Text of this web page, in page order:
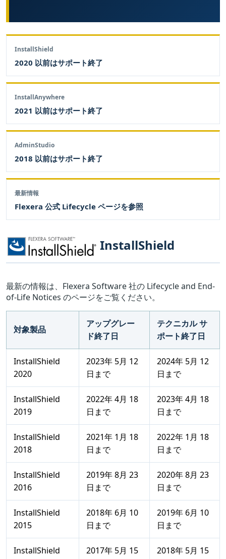
InstallShield
2020 以前はサポート終了
InstallAnywhere
2021 以前はサポート終了
AdminStudio
2018 以前はサポート終了
最新情報
Flexera 公式 Lifecycle ページを参照
InstallShield
最新の情報は、Flexera Software 社の Lifecycle and End-
of-Life Notices のページをご覧ください。
対象製品
アップグレー
ド終了日
テクニカル サ
ポート終了日
InstallShield
2020
2023年 5月 12
日まで
2024年 5月 12
日まで
InstallShield
2019
2022年 4月 18
日まで
2023年 4月 18
日まで
InstallShield
2018
2021年 1月 18
日まで
2022年 1月 18
日まで
InstallShield
2016
2019年 8月 23
日まで
2020年 8月 23
日まで
InstallShield
2015
2018年 6月 10
日まで
2019年 6月 10
日まで
InstallShield
2017年 5月 15
2018年 5月 15